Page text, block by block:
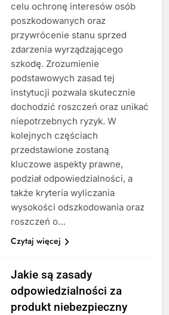
celu ochronę interesów osób
poszkodowanych oraz
przywrócenie stanu sprzed
zdarzenia wyrządzającego
szkodę. Zrozumienie
podstawowych zasad tej
instytucji pozwala skutecznie
dochodzić roszczeń oraz unikać
niepotrzebnych ryzyk. W
kolejnych częściach
przedstawione zostaną
kluczowe aspekty prawne,
podział odpowiedzialności, a
także kryteria wyliczania
wysokości odszkodowania oraz
roszczeń o…
Czytaj więcej
Jakie są zasady
odpowiedzialności za
produkt niebezpieczny